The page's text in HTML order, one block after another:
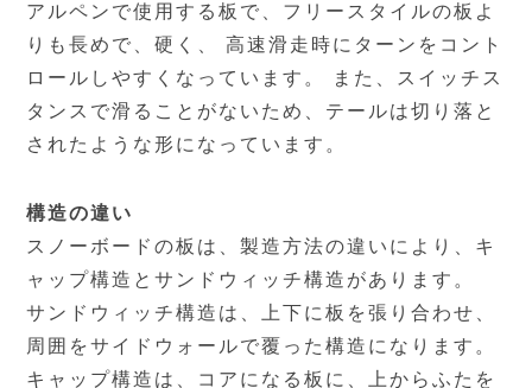
アルペンで使用する板で、フリースタイルの板よ
りも長めで、硬く、 高速滑走時にターンをコント
ロールしやすくなっています。 また、スイッチス
タンスで滑ることがないため、テールは切り落と
されたような形になっています。
構造の違い
スノーボードの板は、製造方法の違いにより、キ
ャップ構造とサンドウィッチ構造があります。
サンドウィッチ構造は、上下に板を張り合わせ、
周囲をサイドウォールで覆った構造になります。
キャップ構造は、コアになる板に、上からふたを